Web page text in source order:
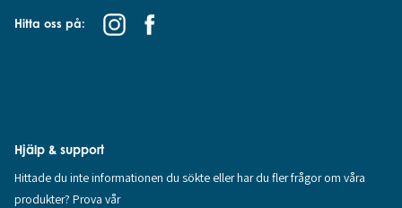
Hitta oss på:
Hjälp & support
Hittade du inte informationen du sökte eller har du fler frågor om våra
produkter? Prova vår